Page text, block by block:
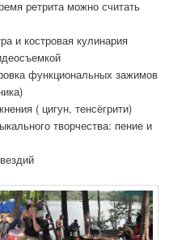
ретрита можно считать
и костровая кулинария
функциональных зажимов
( цигун, тенсёгрити)
творчества: пение и